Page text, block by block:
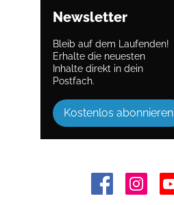
Newsletter
Bleib auf dem Laufenden!
Erhalte die neuesten
Inhalte direkt in dein
Postfach.
Kostenlos abonnieren